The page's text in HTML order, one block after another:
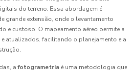
do terreno. Essa abordagem é
grande extensão, onde o levantamento
e custoso. O mapeamento aéreo permite a
atualizados, facilitando o planejamento e a
a fotogrametria é uma metodologia que